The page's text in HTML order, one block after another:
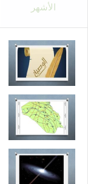
الأشهر